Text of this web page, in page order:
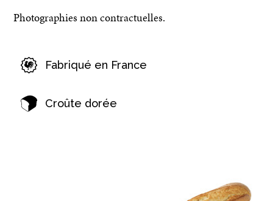
Photographies non contractuelles.
Fabriqué en France
Croûte dorée